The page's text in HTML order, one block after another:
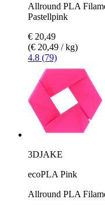
Allround PLA
Pastellpink
€ 20,49
(€ 20,49 / kg)
4.8 (79)
3DJAKE
ecoPLA Pink
Allround PLA